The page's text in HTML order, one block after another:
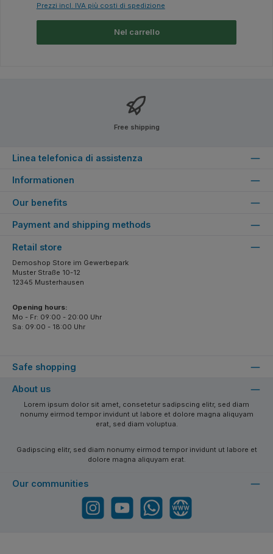
Prezzi incl. IVA più costi di spedizione
Nel carrello
Free shipping
Linea telefonica di assistenza
Informationen
Our benefits
Payment and shipping methods
Safe shopping
Retail store
Demoshop Store im Gewerbepark
Muster Straße 10-12
12345 Musterhausen
Opening hours:
Mo - Fr: 09:00 - 20:00 Uhr
Sa: 09:00 - 18:00 Uhr
About us
Lorem ipsum dolor sit amet, consetetur sadipscing elitr, sed diam
nonumy eirmod tempor invidunt ut labore et dolore magna aliquyam
erat, sed diam voluptua.
Gadipscing elitr, sed diam nonumy eirmod tempor invidunt ut labore et
dolore magna aliquyam erat.
Our communities
Instagram YouTube WhatsApp Website